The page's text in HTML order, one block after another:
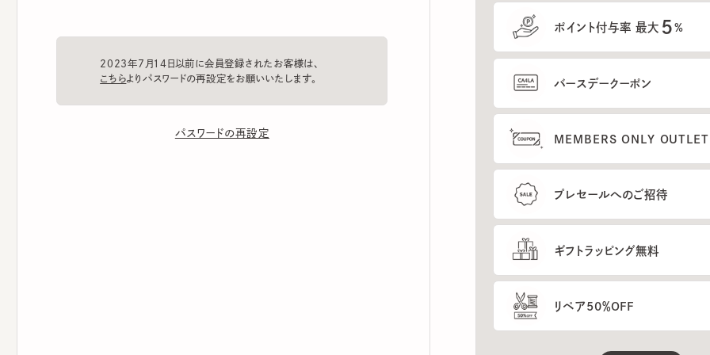
2023年7月14日以前に会員登録されたお客様は、
パスワードの再設定
ポイント付与率 最大 %
バースデークーポン
MEMBERS ONLY OUTLETのご
プレセールへのご招待
ギフトラッピング無料
リペア50％OFF